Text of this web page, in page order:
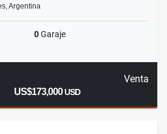
Argentina
0Garaje
Venta
US$173,000USD